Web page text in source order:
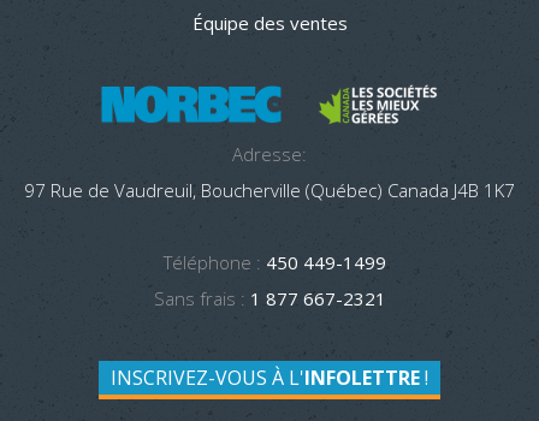
Équipe des ventes
Adresse:
97 Rue de Vaudreuil, Boucherville (Québec) Canada J4B 1K7
Téléphone : 450 449-1499
Sans frais : 1 877 667-2321
INSCRIVEZ-VOUS À L'INFOLETTRE!